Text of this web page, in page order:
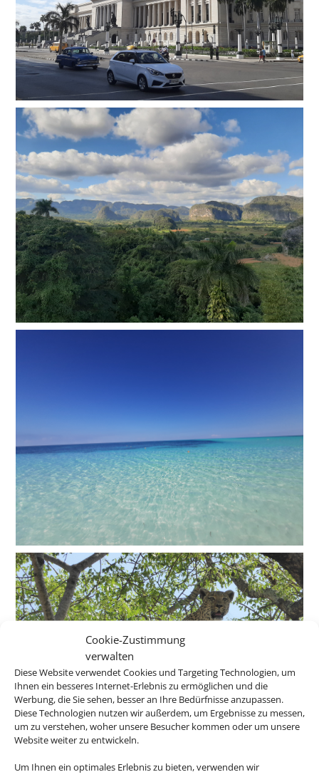
Cookie-Zustimmung
verwalten
Diese Website verwendet Cookies und Targeting Technologien, um
Ihnen ein besseres Internet-Erlebnis zu ermöglichen und die
Werbung, die Sie sehen, besser an Ihre Bedürfnisse anzupassen.
Diese Technologien nutzen wir außerdem, um Ergebnisse zu messen,
um zu verstehen, woher unsere Besucher kommen oder um unsere
Website weiter zu entwickeln.
Um Ihnen ein optimales Erlebnis zu bieten, verwenden wir